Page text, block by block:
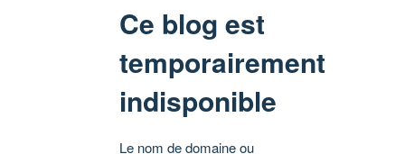
Ce blog est
temporairement
indisponible
Le nom de domaine ou